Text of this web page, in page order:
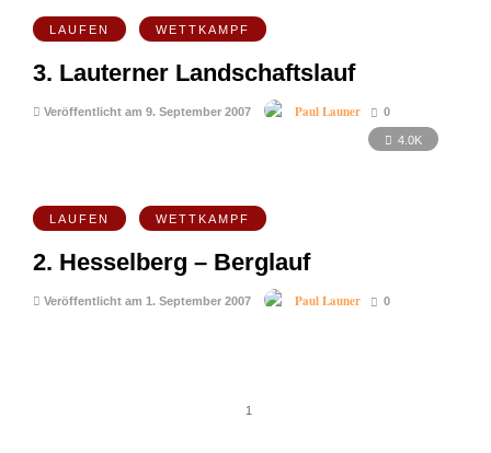
LAUFEN WETTKAMPF
3. Lauterner Landschaftslauf
Veröffentlicht am 9. September 2007 Paul Launer 0
4.0K
LAUFEN WETTKAMPF
2. Hesselberg – Berglauf
Veröffentlicht am 1. September 2007 Paul Launer 0
1